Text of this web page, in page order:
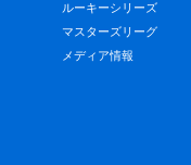
ルーキーシリーズ
マスターズリーグ
メディア情報